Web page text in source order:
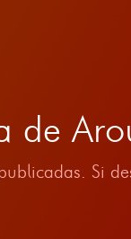
de
Si